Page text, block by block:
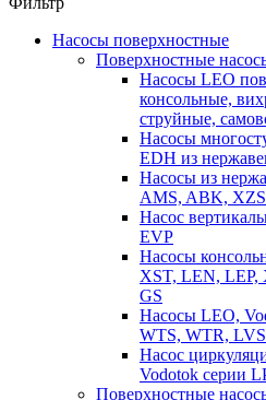
Насосы поверхностные
Поверхностные
Насосы LEO
консольные,
струйные,
Насосы
EDH из
Насосы из
AMS, ABK, XZS
Насос
EVP
Насосы
XST, LEN, LEP,
GS
Насосы LEO,
WTS, WTR,
Насос
Vodotok серии
Поверхностные